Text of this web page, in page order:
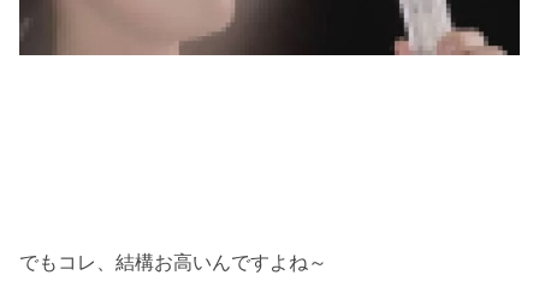
でもコレ、結構お高いんですよね～